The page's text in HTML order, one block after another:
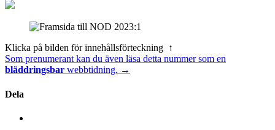
Klicka på bilden för innehållsförteckning ↑
Som prenumerant kan du även läsa detta nummer som en
bläddringsbar webbtidning. →
Dela